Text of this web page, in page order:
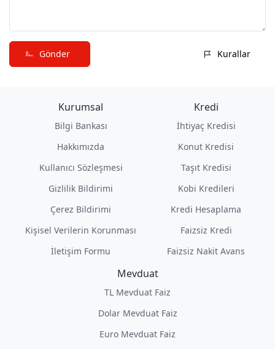
Gönder Kurallar
Kurumsal
Bilgi Bankası
Hakkımızda
Kullanıcı Sözleşmesi
Gizlilik Bildirimi
Çerez Bildirimi
Kişisel Verilerin Korunması
İletişim Formu
Kredi
İhtiyaç Kredisi
Konut Kredisi
Taşıt Kredisi
Kobi Kredileri
Kredi Hesaplama
Faizsiz Kredi
Faizsiz Nakit Avans
Mevduat
TL Mevduat Faiz
Dolar Mevduat Faiz
Euro Mevduat Faiz